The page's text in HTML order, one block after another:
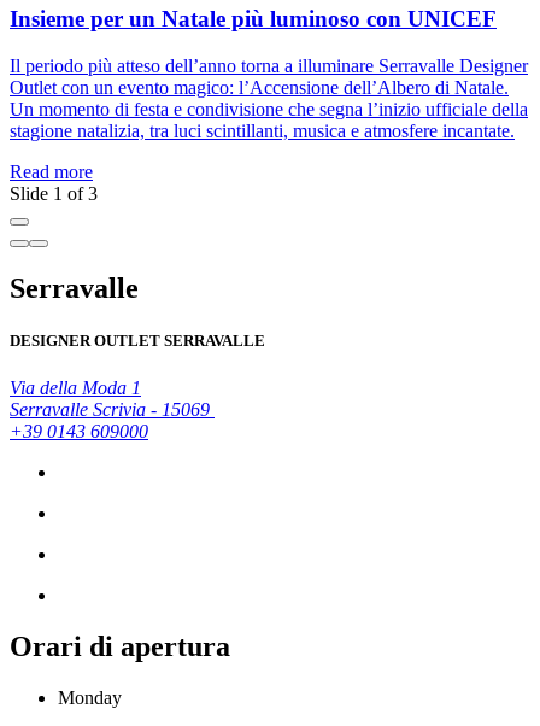
Insieme per un Natale più luminoso con UNICEF
Il periodo più atteso dell’anno torna a illuminare Serravalle Designer
Outlet con un evento magico: l’Accensione dell’Albero di Natale.
Un momento di festa e condivisione che segna l’inizio ufficiale della
stagione natalizia, tra luci scintillanti, musica e atmosfere incantate.
Read more
Slide 1 of 3
Serravalle
DESIGNER OUTLET SERRAVALLE
Via della Moda 1
Serravalle Scrivia - 15069
+39 0143 609000
Orari di apertura
Monday